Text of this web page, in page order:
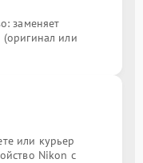
заменяет
или
или курьер
Nikon с